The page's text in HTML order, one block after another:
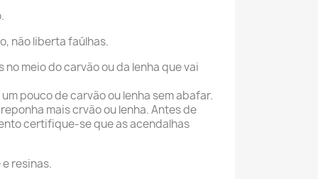
não liberta faúlhas.
no meio do carvão ou da lenha que vai
pouco de carvão ou lenha sem abafar.
mais crvão ou lenha. Antes de
certifique-se que as acendalhas
resinas.